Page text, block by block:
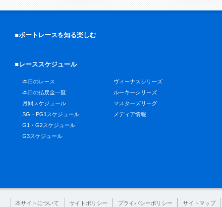
■ボートレースを知る楽しむ
■レーススケジュール
本日のレース
本日の払戻金一覧
月間スケジュール
SG・PG1スケジュール
G1・G2スケジュール
G3スケジュール
ヴィーナスシリーズ
ルーキーシリーズ
マスターズリーグ
メディア情報
本サイトについて サイトポリシー プライバシーポリシー サイトマップ